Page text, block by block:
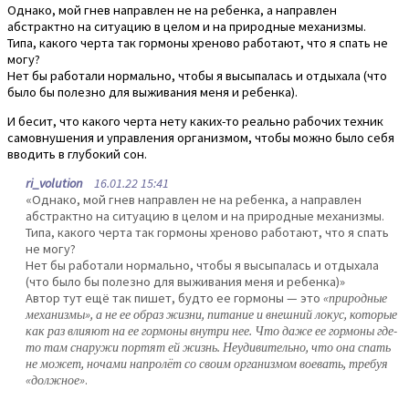
Однако, мой гнев направлен не на ребенка, а направлен
абстрактно на ситуацию в целом и на природные механизмы.
Типа, какого черта так гормоны хреново работают, что я спать не
могу?
Нет бы работали нормально, чтобы я высыпалась и отдыхала (что
было бы полезно для выживания меня и ребенка).
И бесит, что какого черта нету каких-то реально рабочих техник
самовнушения и управления организмом, чтобы можно было себя
вводить в глубокий сон.
ri_volution 16.01.22 15:41
«Однако, мой гнев направлен не на ребенка, а направлен
абстрактно на ситуацию в целом и на природные механизмы.
Типа, какого черта так гормоны хреново работают, что я спать
не могу?
Нет бы работали нормально, чтобы я высыпалась и отдыхала
(что было бы полезно для выживания меня и ребенка)»
Автор тут ещё так пишет, будто ее гормоны — это «природные
механизмы», а не ее образ жизни, питание и внешний локус, которые
как раз влияют на ее гормоны внутри нее. Что даже ее гормоны где-
то там снаружи портят ей жизнь. Неудивительно, что она спать
не может, ночами напролёт со своим организмом воевать, требуя
«должное».